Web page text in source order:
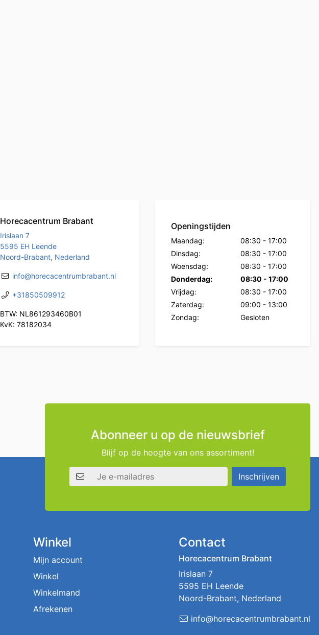
Horecacentrum Brabant
Irislaan 7
5595 EH Leende
Noord-Brabant, Nederland
info@horecacentrumbrabant.nl
+31850509912
BTW: NL861293460B01
KvK: 78182034
Openingstijden
Maandag: 08:30 - 17:00
Dinsdag:
08:30 - 17:00
Woensdag:
08:30 - 17:00
Donderdag:
08:30 - 17:00
Vrijdag:
08:30 - 17:00
Zaterdag:
09:00 - 13:00
Zondag:
Gesloten
Abonneer u op de nieuwsbrief
Blijf op de hoogte van ons assortiment!
E-mailadres
Inschrijven
Winkel
Mijn account
Winkel
Winkelmand
Afrekenen
Contact
Horecacentrum Brabant
Irislaan 7
5595 EH Leende
Noord-Brabant, Nederland
info@horecacentrumbrabant.nl